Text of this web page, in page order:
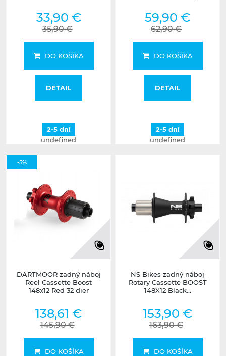
33,90 €
35,90 €
DO KOŠÍKA
DETAIL
2-5 dní
undefined
59,90 €
62,90 €
DO KOŠÍKA
DETAIL
2-5 dní
undefined
-5%
DARTMOOR zadný náboj
Reel Cassette Boost
148x12 Red 32 dier
138,61 €
145,90 €
DO KOŠÍKA
NS Bikes zadný náboj
Rotary Cassette BOOST
148X12 Black...
153,90 €
163,90 €
DO KOŠÍKA